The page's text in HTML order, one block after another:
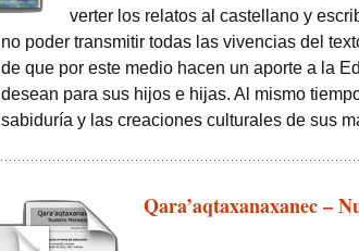
verter los relatos al castellano y
no poder transmitir todas las vivencias del
de que por este medio hacen un aporte a la
desean para sus hijos e hijas. Al mismo
sabiduría y las creaciones culturales de sus
Qara’aqtaxanaxanec –